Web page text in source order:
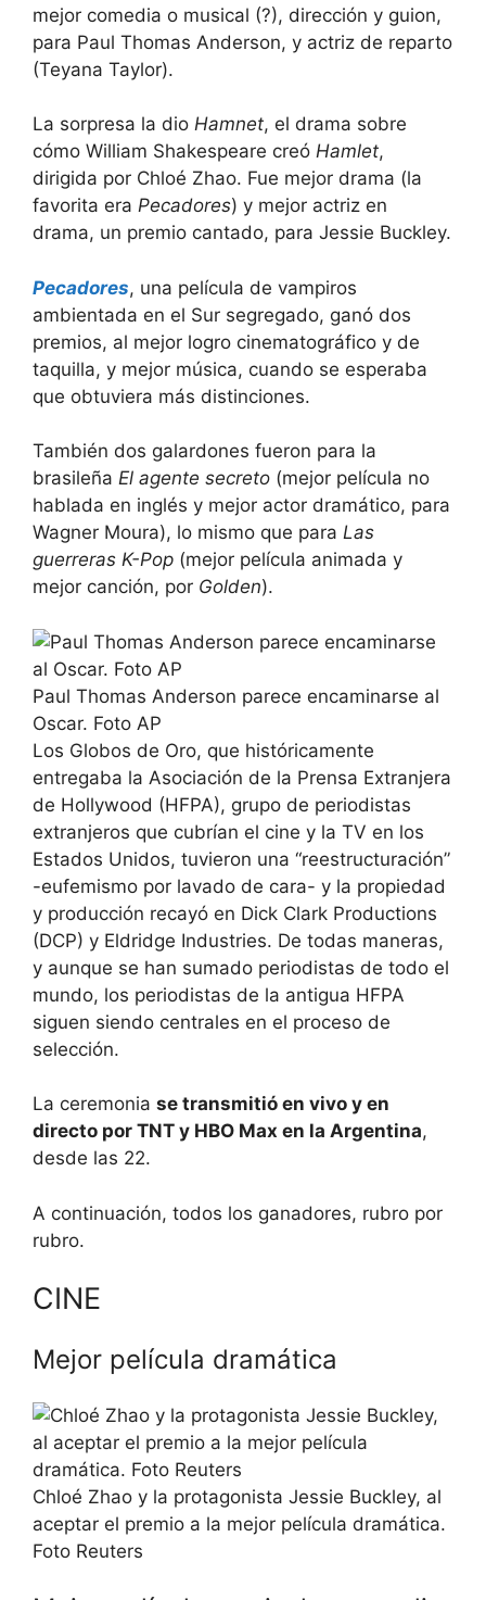
mejor comedia o musical (?), dirección y guion,
para Paul Thomas Anderson, y actriz de reparto
(Teyana Taylor).
La sorpresa la dio Hamnet, el drama sobre
cómo William Shakespeare creó Hamlet,
dirigida por Chloé Zhao. Fue mejor drama (la
favorita era Pecadores) y mejor actriz en
drama, un premio cantado, para Jessie Buckley.
Pecadores, una película de vampiros
ambientada en el Sur segregado, ganó dos
premios, al mejor logro cinematográfico y de
taquilla, y mejor música, cuando se esperaba
que obtuviera más distinciones.
También dos galardones fueron para la
brasileña El agente secreto (mejor película no
hablada en inglés y mejor actor dramático, para
Wagner Moura), lo mismo que para Las
guerreras K-Pop (mejor película animada y
mejor canción, por Golden).
Paul Thomas Anderson parece encaminarse al
Oscar. Foto AP
Los Globos de Oro, que históricamente
entregaba la Asociación de la Prensa Extranjera
de Hollywood (HFPA), grupo de periodistas
extranjeros que cubrían el cine y la TV en los
Estados Unidos, tuvieron una “reestructuración”
-eufemismo por lavado de cara- y la propiedad
y producción recayó en Dick Clark Productions
(DCP) y Eldridge Industries. De todas maneras,
y aunque se han sumado periodistas de todo el
mundo, los periodistas de la antigua HFPA
siguen siendo centrales en el proceso de
selección.
La ceremonia se transmitió en vivo y en
directo por TNT y HBO Max en la Argentina,
desde las 22.
A continuación, todos los ganadores, rubro por
rubro.
CINE
Mejor película dramática
Chloé Zhao y la protagonista Jessie Buckley, al
aceptar el premio a la mejor película dramática.
Foto Reuters